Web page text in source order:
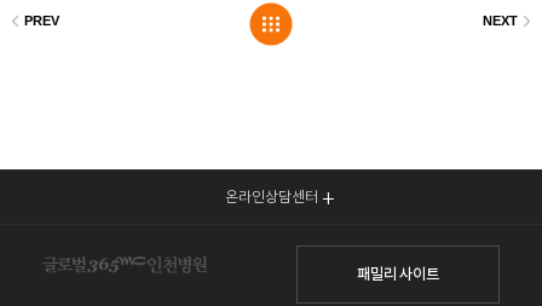
온라인상담센터
패밀리 사이트